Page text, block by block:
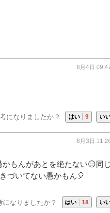
8月4日
になりましたか？ はい 9 い
8月3日
もんがあとを絶たない😑同
づいてない愚かもん🎈
になりましたか？ はい 18 い